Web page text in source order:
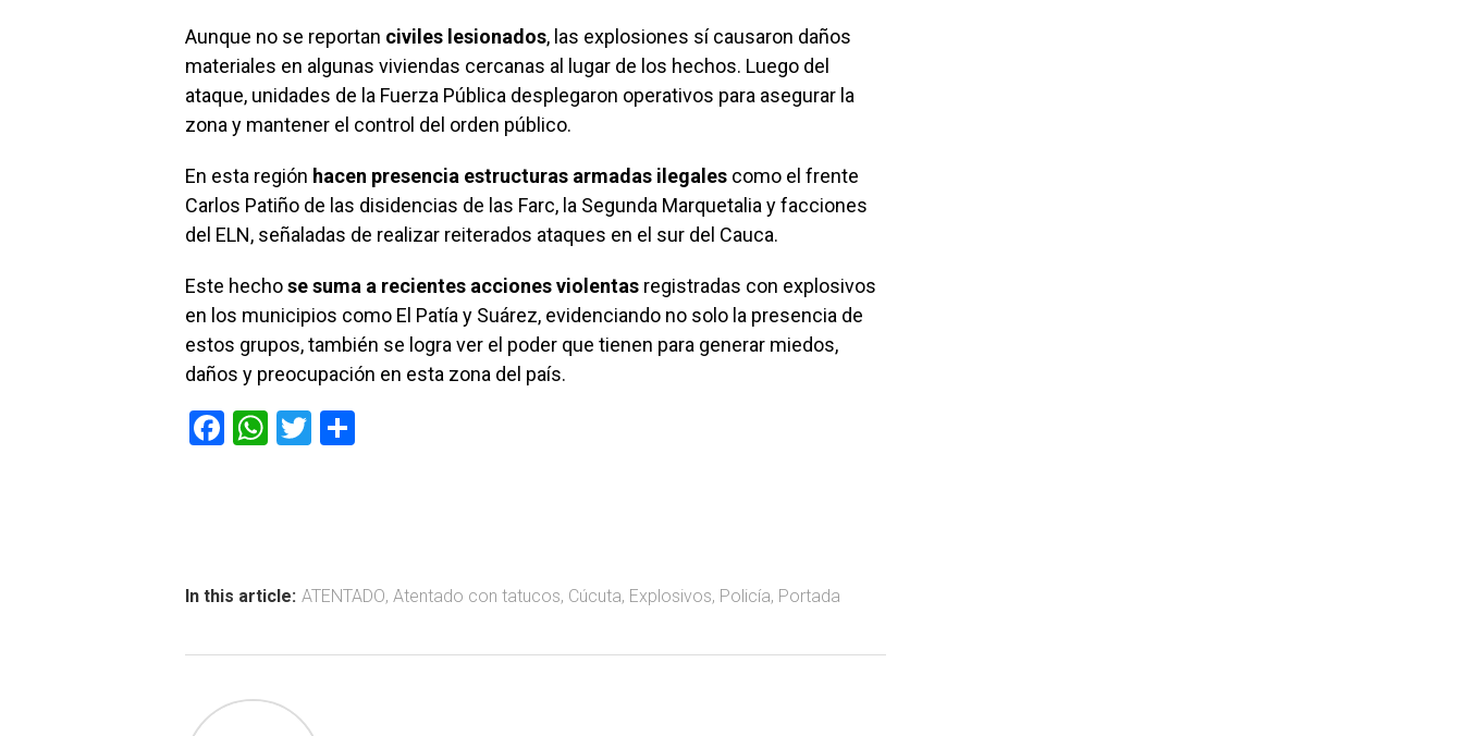
Aunque no se reportan civiles lesionados, las explosiones sí causaron daños
materiales en algunas viviendas cercanas al lugar de los hechos. Luego del
ataque, unidades de la Fuerza Pública desplegaron operativos para asegurar la
zona y mantener el control del orden público.
En esta región hacen presencia estructuras armadas ilegales como el frente
Carlos Patiño de las disidencias de las Farc, la Segunda Marquetalia y facciones
del ELN, señaladas de realizar reiterados ataques en el sur del Cauca.
Este hechose suma a recientes acciones violentas registradas con explosivos
en los municipios como El Patía y Suárez, evidenciando no solo la presencia de
estos grupos, también se logra ver el poder que tienen para generar miedos,
daños y preocupación en esta zona del país.
F
ok
W
p
T
tir
In this article: ATENTADO, Atentado con tatucos, Cúcuta, Explosivos, Policía, Portada